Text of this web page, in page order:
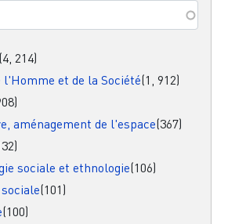
(4, 214)
l'Homme et de la Société(1, 912)
aménagement de l'espace(367)
sociale et ethnologie(106)
(101)
(100)